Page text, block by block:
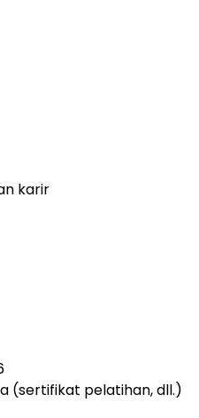
karir
(sertifikat pelatihan, dll.)